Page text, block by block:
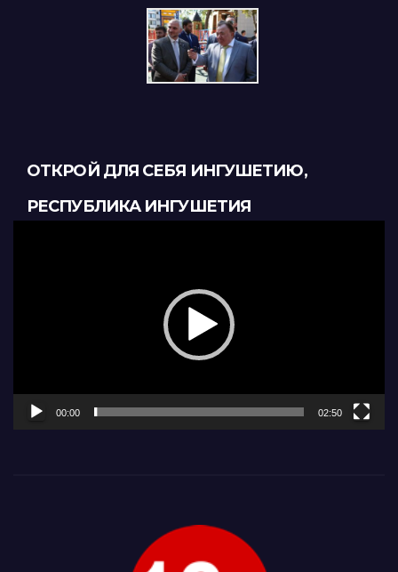
ОТКРОЙ ДЛЯ СЕБЯ ИНГУШЕТИЮ,
РЕСПУБЛИКА ИНГУШЕТИЯ
00:00 02:50